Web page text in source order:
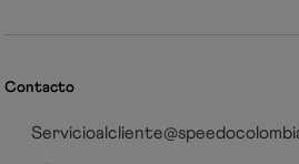
Contacto